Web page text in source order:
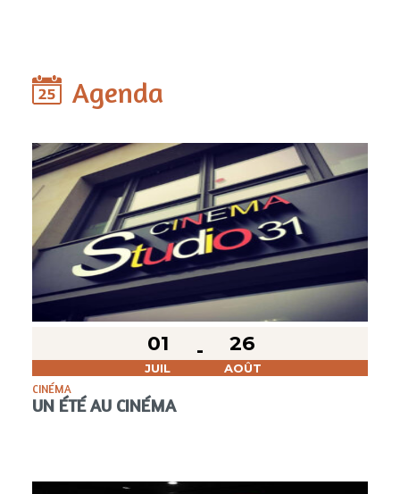
Agenda
01
JUIL
26
AOÛT
CINÉMA
UN ÉTÉ AU CINÉMA